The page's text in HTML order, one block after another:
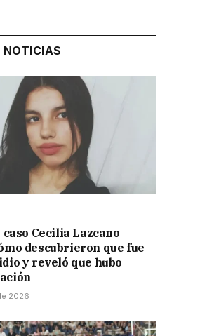
Cecilia Lazcano
descubrieron que fue
y reveló que hubo
2026